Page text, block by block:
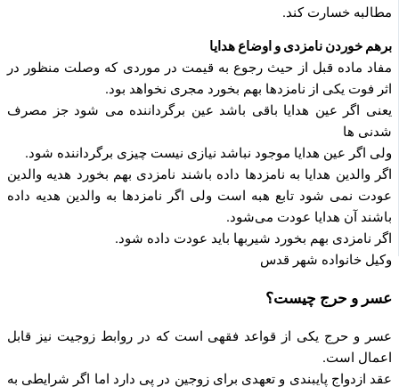
مطالبه خسارت کند.
برهم خوردن نامزدی و اوضاع هدایا
مفاد ماده قبل از حیث رجوع به قیمت در موردی که وصلت منظور در
اثر فوت یکی از نامزدها بهم بخورد مجری نخواهد بود.
یعنی اگر عین هدایا باقی باشد عین برگرداننده می شود جز مصرف
شدنی ها
ولی اگر عین هدایا موجود نباشد نیازی نیست چیزی برگرداننده شود.
اگر والدین هدایا به نامزدها داده باشند نامزدی بهم بخورد هدیه والدین
عودت نمی شود تابع هبه است ولی اگر نامزدها به والدین هدیه داده
باشند آن هدایا عودت می‌شود.
اگر نامزدی بهم بخورد شیربها باید عودت داده شود.
وکیل خانواده شهر قدس
عسر و حرج چیست؟
عسر و حرج یکی از قواعد فقهی است که در روابط زوجیت نیز قابل
اعمال است.
عقد ازدواج پایبندی و تعهدی برای زوجین در پی دارد اما اگر شرایطی به